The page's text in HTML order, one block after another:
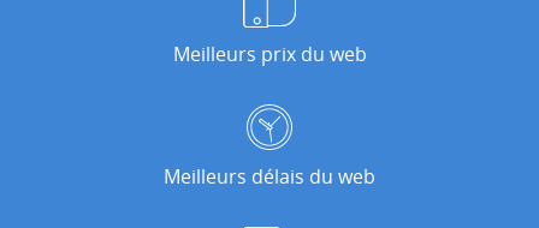
Meilleurs prix du web
Meilleurs délais du web